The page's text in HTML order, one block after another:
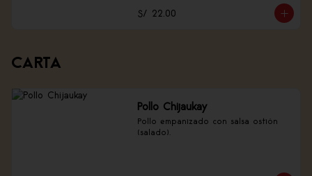
S/ 22.00
CARTA
Pollo Chijaukay
Pollo empanizado con salsa ostión
(salado).